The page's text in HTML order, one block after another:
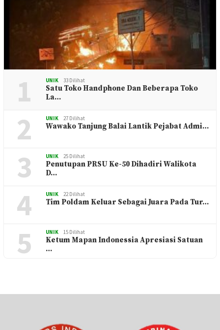
1 UNIK 33 Dilihat
Satu Toko Handphone Dan Beberapa Toko
La…
2 UNIK 27 Dilihat
Wawako Tanjung Balai Lantik Pejabat Admi…
3 UNIK 25 Dilihat
Penutupan PRSU Ke-50 Dihadiri Walikota
D…
4 UNIK 22 Dilihat
Tim Poldam Keluar Sebagai Juara Pada Tur…
5 UNIK 15 Dilihat
Ketum Mapan Indonessia Apresiasi Satuan
…